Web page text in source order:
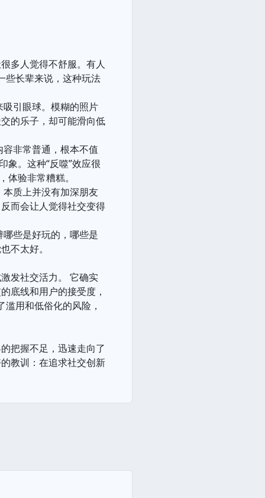
多人觉得不舒服。有人
些长辈来说，这种玩法
引眼球。模糊的照片
的乐子，却可能滑向低
非常普通，根本不值
象。这种“反噬”效应很
验非常糟糕。
质上并没有加深朋友
而会让人觉得社交变得
些是好玩的，哪些是
不太好。
发社交活力。 它确实
底线和用户的接受度，
用和低俗化的风险，
把握不足，迅速走向了
教训：在追求社交创新